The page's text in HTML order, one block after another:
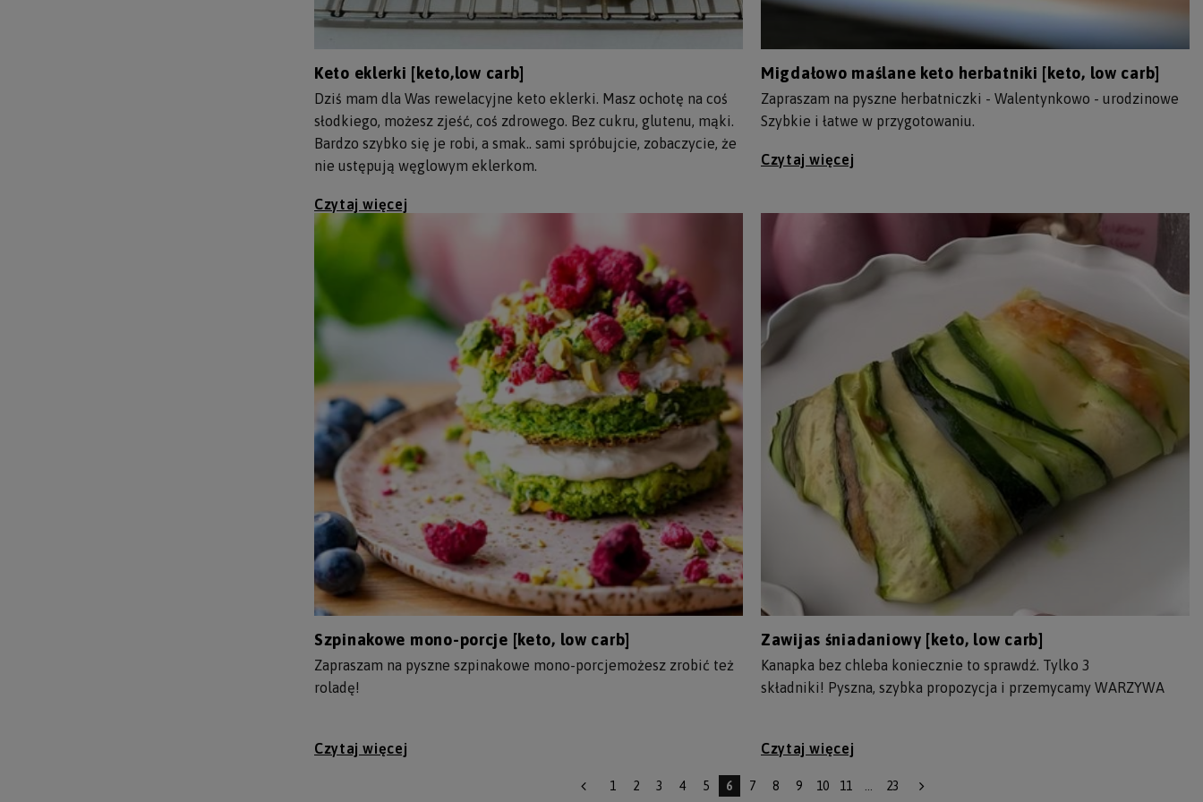
Keto eklerki [keto,low carb]
Dziś mam dla Was rewelacyjne keto eklerki. Masz ochotę na coś
słodkiego, możesz zjeść, coś zdrowego. Bez cukru, glutenu, mąki.
Bardzo szybko się je robi, a smak.. sami spróbujcie, zobaczycie, że
nie ustępują węglowym eklerkom.
Czytaj więcej
Migdałowo maślane keto herbatniki [keto, low carb]
Zapraszam na pyszne herbatniczki - Walentynkowo - urodzinowe
Szybkie i łatwe w przygotowaniu.
Czytaj więcej
Szpinakowe mono-porcje [keto, low carb]
Zapraszam na pyszne szpinakowe mono-porcjemożesz zrobić też
roladę!
Czytaj więcej
Zawijas śniadaniowy [keto, low carb]
Kanapka bez chleba koniecznie to sprawdź. Tylko 3
składniki! Pyszna, szybka propozycja i przemycamy WARZYWA
Czytaj więcej
1 2 3 4 5 6 7 8 9 10 11 23